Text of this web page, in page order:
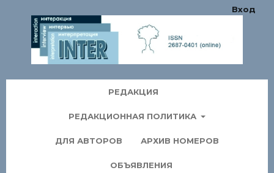
РЕДАКЦИЯ
РЕДАКЦИОННАЯ ПОЛИТИКА
ДЛЯ АВТОРОВ АРХИВ НОМЕРОВ
ОБЪЯВЛЕНИЯ
Вход